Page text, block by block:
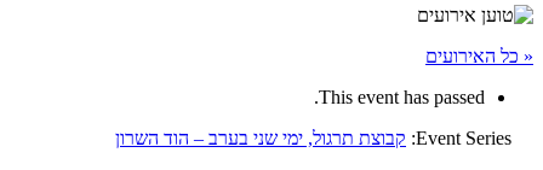
« כל האירועים
This event has passed.
Event Series: קבוצת תרגול, ימי שני בערב – הוד השרון